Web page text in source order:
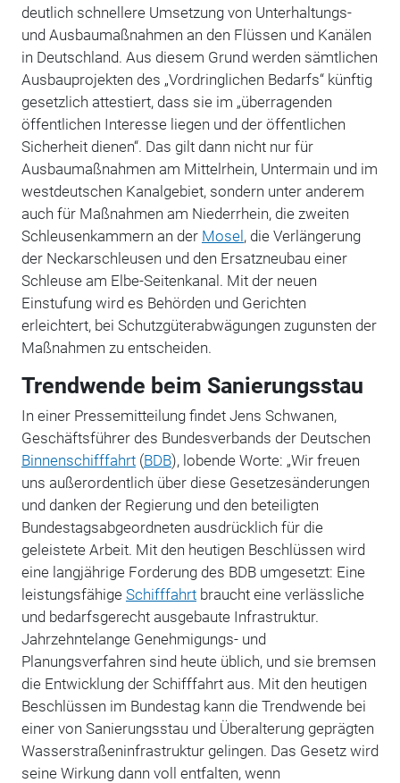
deutlich schnellere Umsetzung von Unterhaltungs-
und Ausbaumaßnahmen an den Flüssen und Kanälen
in Deutschland. Aus diesem Grund werden sämtlichen
Ausbauprojekten des „Vordringlichen Bedarfs“ künftig
gesetzlich attestiert, dass sie im „überragenden
öffentlichen Interesse liegen und der öffentlichen
Sicherheit dienen“. Das gilt dann nicht nur für
Ausbaumaßnahmen am Mittelrhein, Untermain und im
westdeutschen Kanalgebiet, sondern unter anderem
auch für Maßnahmen am Niederrhein, die zweiten
Schleusenkammern an der Mosel, die Verlängerung
der Neckarschleusen und den Ersatzneubau einer
Schleuse am Elbe-Seitenkanal. Mit der neuen
Einstufung wird es Behörden und Gerichten
erleichtert, bei Schutzgüterabwägungen zugunsten der
Maßnahmen zu entscheiden.
Trendwende beim Sanierungsstau
In einer Pressemitteilung findet Jens Schwanen,
Geschäftsführer des Bundesverbands der Deutschen
Binnenschifffahrt(BDB), lobende Worte: „Wir freuen
uns außerordentlich über diese Gesetzesänderungen
und danken der Regierung und den beteiligten
Bundestagsabgeordneten ausdrücklich für die
geleistete Arbeit. Mit den heutigen Beschlüssen wird
eine langjährige Forderung des BDB umgesetzt: Eine
leistungsfähige Schifffahrtbraucht eine verlässliche
und bedarfsgerecht ausgebaute Infrastruktur.
Jahrzehntelange Genehmigungs- und
Planungsverfahren sind heute üblich, und sie bremsen
die Entwicklung der Schifffahrt aus. Mit den heutigen
Beschlüssen im Bundestag kann die Trendwende bei
einer von Sanierungsstau und Überalterung geprägten
Wasserstraßeninfrastruktur gelingen. Das Gesetz wird
seine Wirkung dann voll entfalten, wenn